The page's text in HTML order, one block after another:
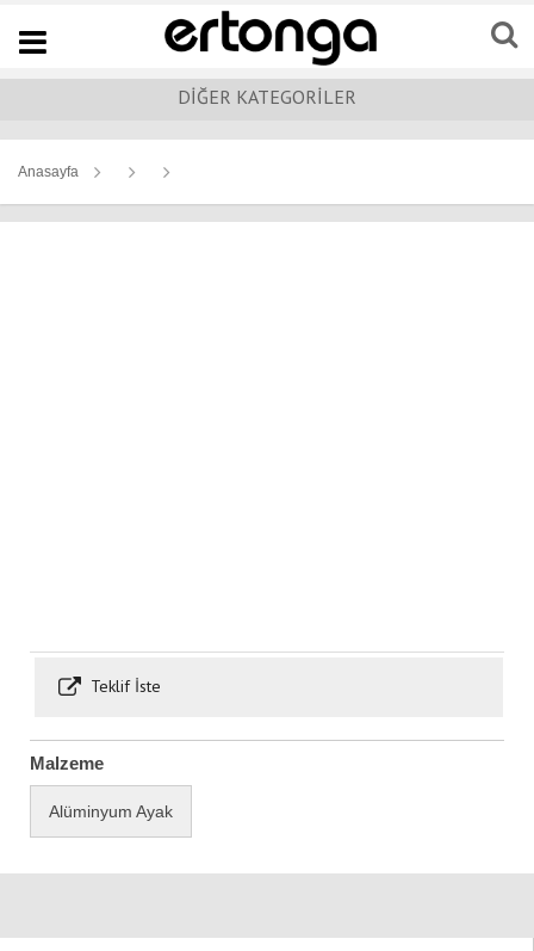
Navigation
DİĞER KATEGORİLER
Anasayfa
Teklif İste
Malzeme
Alüminyum Ayak